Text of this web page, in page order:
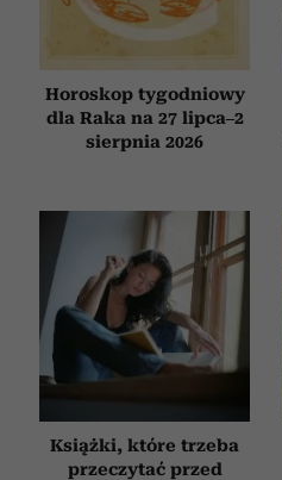
Horoskop tygodniowy
dla Raka na 27 lipca–2
sierpnia 2026
Książki, które trzeba
przeczytać przed